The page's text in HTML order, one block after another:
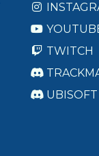
TWITCH
UBISOFT